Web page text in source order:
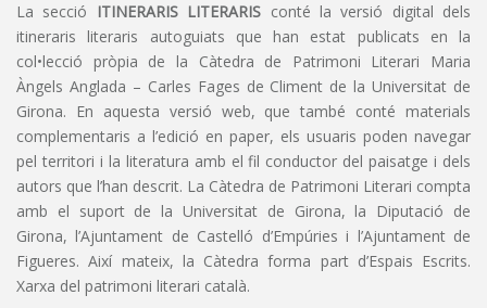
La secció ITINERARIS LITERARIS conté la versió digital dels
itineraris literaris autoguiats que han estat publicats en la
col•lecció pròpia de la Càtedra de Patrimoni Literari Maria
Àngels Anglada – Carles Fages de Climent de la Universitat de
Girona. En aquesta versió web, que també conté materials
complementaris a l’edició en paper, els usuaris poden navegar
pel territori i la literatura amb el fil conductor del paisatge i dels
autors que l’han descrit. La Càtedra de Patrimoni Literari compta
amb el suport de la Universitat de Girona, la Diputació de
Girona, l’Ajuntament de Castelló d’Empúries i l’Ajuntament de
Figueres. Així mateix, la Càtedra forma part d’Espais Escrits.
Xarxa del patrimoni literari català.